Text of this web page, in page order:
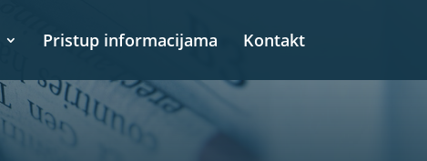
Pristup informacijama Kontakt